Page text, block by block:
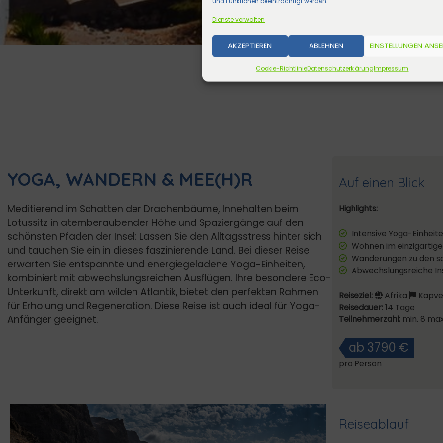
Dienste verwalten
AKZEPTIEREN ABLEHNEN EINSTELLUNGEN
Cookie-RichtlinieDatenschutzerklärungImpressum
YOGA, WANDERN & MEE(H)R
Meditierend im Schatten der Drachenbäume, Innehalten beim
Lotussitz in atemberaubender Höhe und Spaziergänge auf den
schönsten Pfaden der Insel: Lassen Sie den Alltagsstress hinter sich
und tauchen Sie ein in dieses faszinierende Land. Bei dieser Reise
erwarten Sie entspannte und energiegeladene Yoga-Einheiten,
kombiniert mit abwechslungsreichen Ausflügen. Ihre besondere Eco-
Unterkunft, direkt am wilden Atlantik, bietet den perfekten Rahmen
für Erholung und Regeneration. Diese Reise ist auch ideal für Yoga-
Anfänger geeignet.
Auf einen Blick
Highlights:
Intensive Yoga-
Wohnen im
Wanderungen zu den
Abwechslungsreiche
Reiseziel: Afrika
Reisedauer:14 Tage
Teilnehmerzahl: min. 8
ab 3790 €
pro Person
Reiseablauf